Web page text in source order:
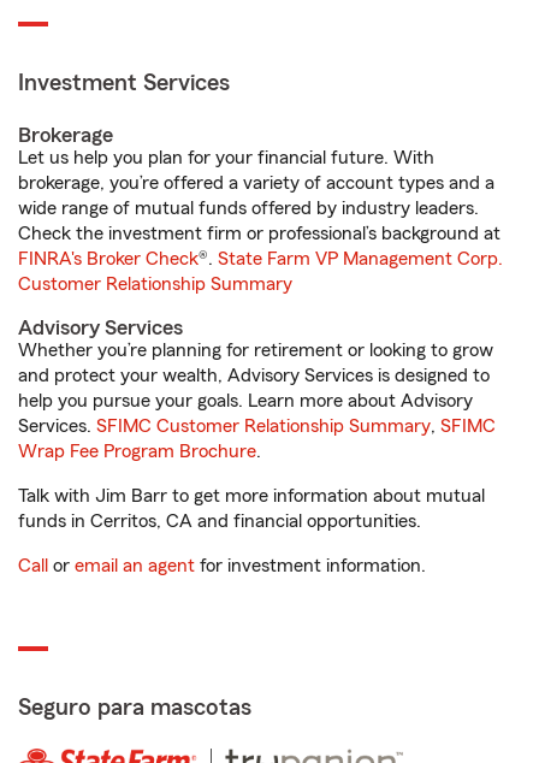
Investment Services
Brokerage
Let us help you plan for your financial future. With
brokerage, you’re offered a variety of account types and a
wide range of mutual funds offered by industry leaders.
Check the investment firm or professional’s background at
FINRA's Broker Check®. State Farm VP Management Corp.
Customer Relationship Summary
Advisory Services
Whether you’re planning for retirement or looking to grow
and protect your wealth, Advisory Services is designed to
help you pursue your goals. Learn more about Advisory
Services. SFIMC Customer Relationship Summary, SFIMC
Wrap Fee Program Brochure.
Talk with Jim Barr to get more information about mutual
funds in Cerritos, CA and financial opportunities.
Call or email an agent for investment information.
Seguro para mascotas